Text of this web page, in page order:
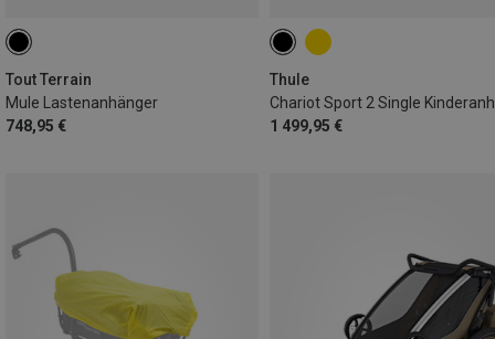
Tout Terrain
Mule Lastenanhänger
748,95 €
Thule
1 499,95 €